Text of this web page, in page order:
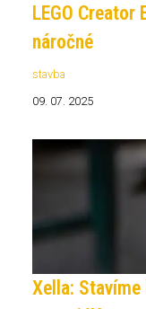
LEGO Creator
náročné
stavba
09. 07. 2025
Xella: